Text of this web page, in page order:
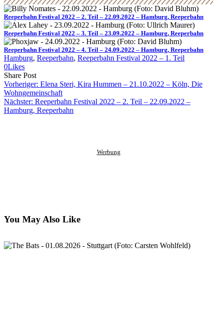
Reeperbahn Festival 2022 – 2. Teil – 22.09.2022 – Hamburg, Reeperbahn
Reeperbahn Festival 2022 – 3. Teil – 23.09.2022 – Hamburg, Reeperbahn
Reeperbahn Festival 2022 – 4. Teil – 24.09.2022 – Hamburg, Reeperbahn
Hamburg, Reeperbahn, Reeperbahn Festival 2022 – 1. Teil
0Likes
Share PostShare
on
Facebook
Copy
URL
to
clipboard
Send
Link
via
eMail
Vorheriger: Elena Steri, Kira Hummen – 21.10.2022 – Köln, Die
Wohngemeinschaft
Nächster: Reeperbahn Festival 2022 – 2. Teil – 22.09.2022 –
Hamburg, Reeperbahn
Werbung
You May Also Like